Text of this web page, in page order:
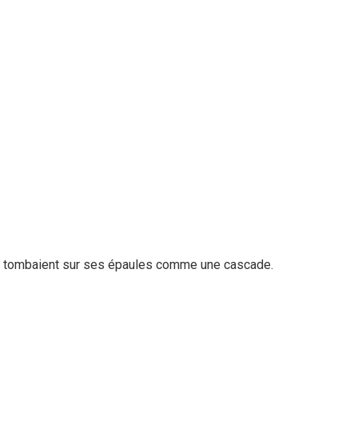
sur ses épaules comme une cascade.